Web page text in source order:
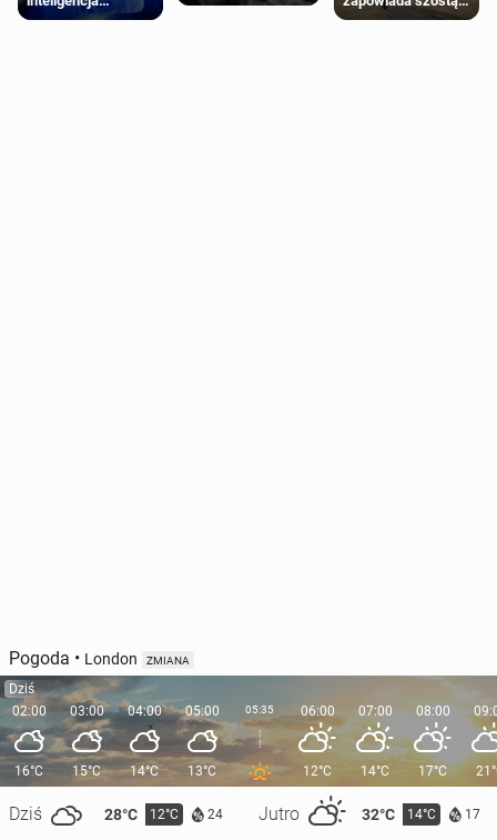
próbowała oszukać
schorzenia
falę upałów w
Pogoda • London ZMIANA
Dziś
02:00
16°C
Dziś 28°C 12°C 24 Jutro 32°C 14°C 17
03:00
15°C
04:00
14°C
05:00
13°C
05:35 06:00
12°C
07:00
14°C
08:00
17°C